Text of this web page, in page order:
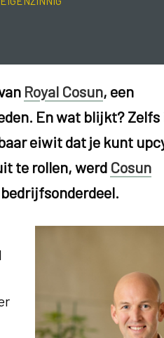
Royal Cosun, een
En wat blijkt? Zelfs
eiwit dat je kunt
te rollen, werd Cosun